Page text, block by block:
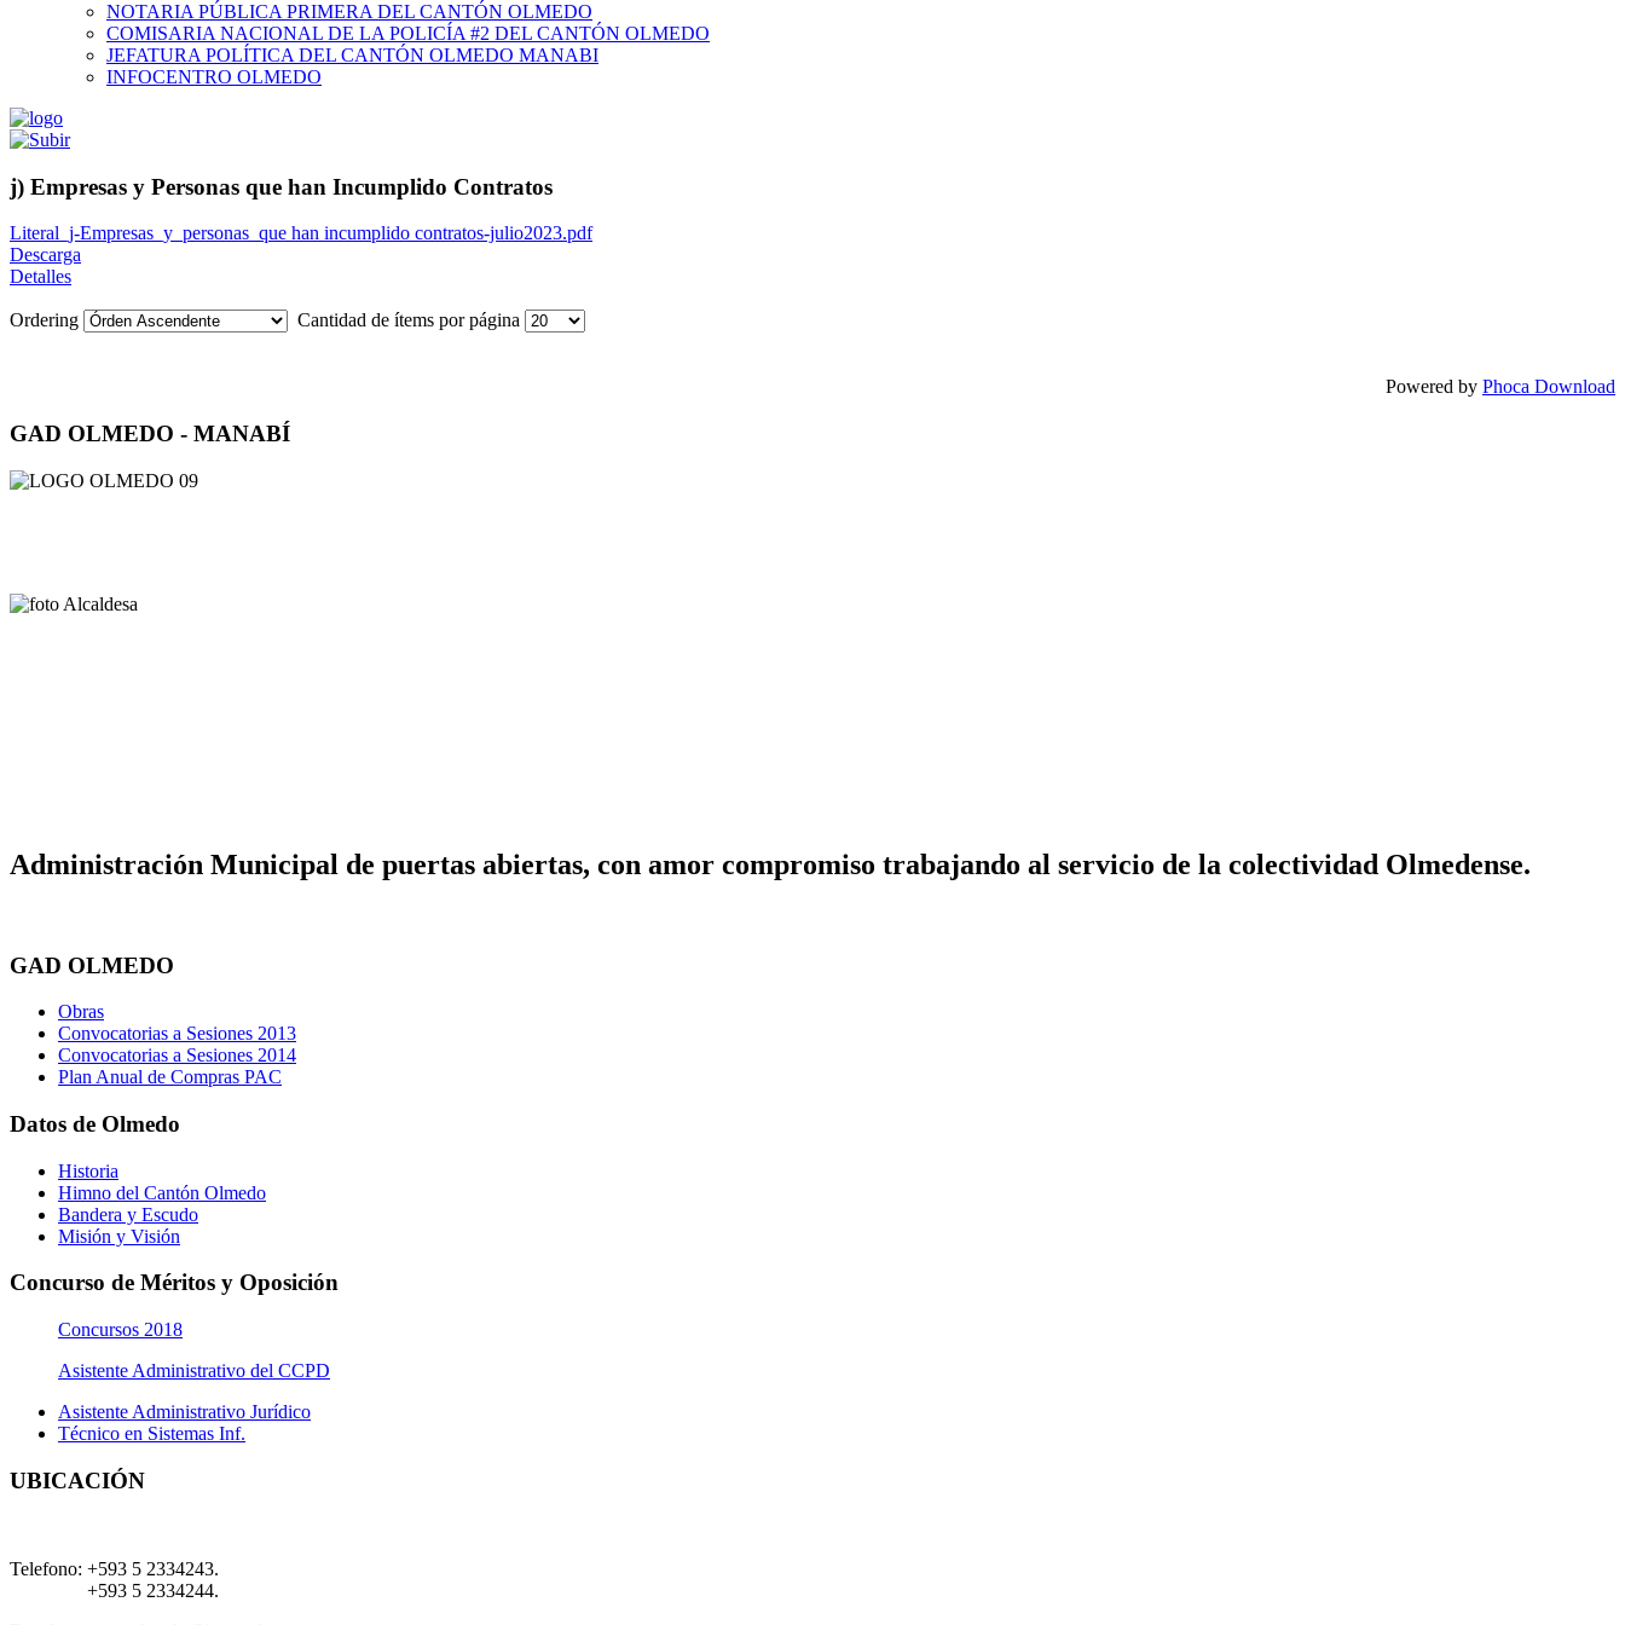
NOTARIA PÚBLICA PRIMERA DEL CANTÓN OLMEDO
COMISARIA NACIONAL DE LA POLICÍA #2 DEL CANTÓN OLMEDO
JEFATURA POLÍTICA DEL CANTÓN OLMEDO MANABI
INFOCENTRO OLMEDO
j) Empresas y Personas que han Incumplido Contratos
Literal_j-Empresas_y_personas_que han incumplido contratos-julio2023.pdf
Descarga
Detalles
Ordering Cantidad de ítems por página
Powered by Phoca Download
GAD OLMEDO - MANABÍ
Administración Municipal de puertas abiertas, con amor compromiso trabajando al servicio de la colectividad Olmedense.
GAD OLMEDO
Obras
Convocatorias a Sesiones 2013
Convocatorias a Sesiones 2014
Plan Anual de Compras PAC
Datos de Olmedo
Historia
Himno del Cantón Olmedo
Bandera y Escudo
Misión y Visión
Concurso de Méritos y Oposición
Concursos 2018
Asistente Administrativo del CCPD
Asistente Administrativo Jurídico
Técnico en Sistemas Inf.
UBICACIÓN
Telefono: +593 5 2334243.
+593 5 2334244.